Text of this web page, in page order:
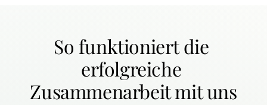
So funktioniert die
erfolgreiche
Zusammenarbeit mit uns